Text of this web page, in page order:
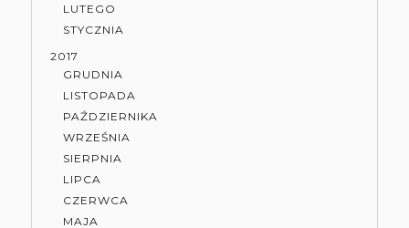
LUTEGO
STYCZNIA
2017
GRUDNIA
LISTOPADA
PAŹDZIERNIKA
WRZEŚNIA
SIERPNIA
LIPCA
CZERWCA
MAJA